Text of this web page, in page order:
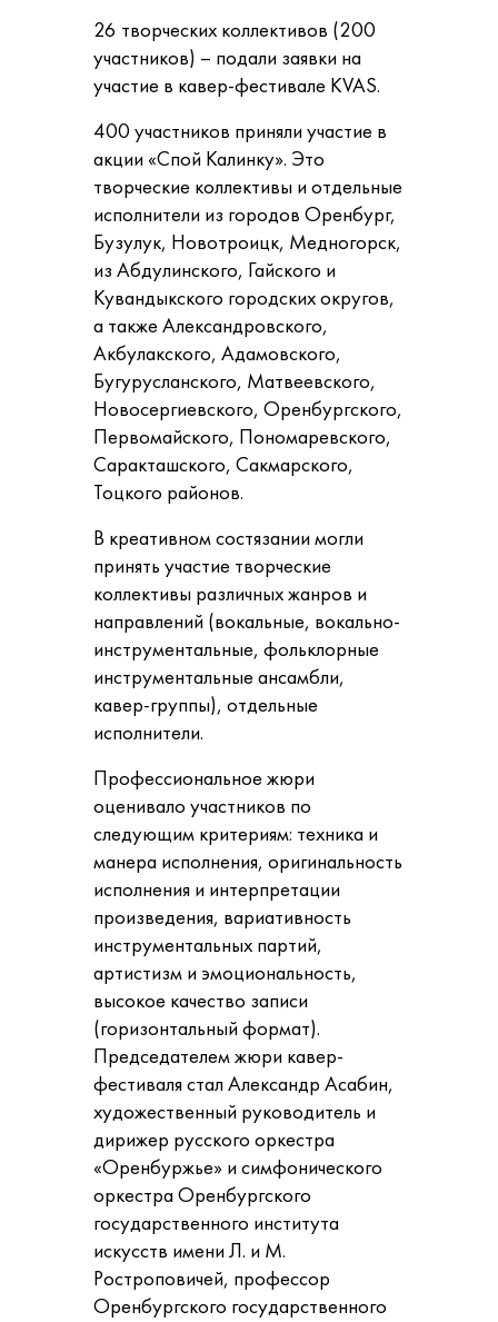
26 творческих коллективов (200
участников) – подали заявки на
участие в кавер-фестивале KVAS.
400 участников приняли участие в
акции «Спой Калинку». Это
творческие коллективы и отдельные
исполнители из городов Оренбург,
Бузулук, Новотроицк, Медногорск,
из Абдулинского, Гайского и
Кувандыкского городских округов,
а также Александровского,
Акбулакского, Адамовского,
Бугурусланского, Матвеевского,
Новосергиевского, Оренбургского,
Первомайского, Пономаревского,
Саракташского, Сакмарского,
Тоцкого районов.
В креативном состязании могли
принять участие творческие
коллективы различных жанров и
направлений (вокальные, вокально-
инструментальные, фольклорные
инструментальные ансамбли,
кавер-группы), отдельные
исполнители.
Профессиональное жюри
оценивало участников по
следующим критериям: техника и
манера исполнения, оригинальность
исполнения и интерпретации
произведения, вариативность
инструментальных партий,
артистизм и эмоциональность,
высокое качество записи
(горизонтальный формат).
Председателем жюри кавер-
фестиваля стал Александр Асабин,
художественный руководитель и
дирижер русского оркестра
«Оренбуржье» и симфонического
оркестра Оренбургского
государственного института
искусств имени Л. и М.
Ростроповичей, профессор
Оренбургского государственного